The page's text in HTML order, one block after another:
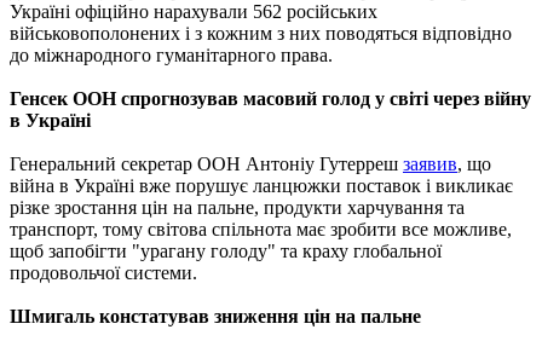
Україні офіційно нарахували 562 російських
військовополонених і з кожним з них поводяться відповідно
до міжнародного гуманітарного права.
Генсек ООН спрогнозував масовий голод у світі через війну
в Україні
Генеральний секретар ООН Антоніу Гутерреш заявив, що
війна в Україні вже порушує ланцюжки поставок і викликає
різке зростання цін на пальне, продукти харчування та
транспорт, тому світова спільнота має зробити все можливе,
щоб запобігти "урагану голоду" та краху глобальної
продовольчої системи.
Шмигаль констатував зниження цін на пальне